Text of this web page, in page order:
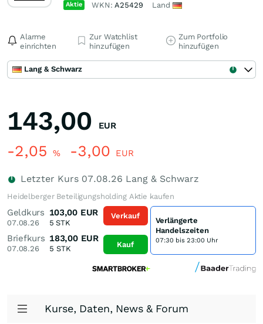
Aktie WKN:A25429 Land
Alarme
einrichten
Zur Watchlist
hinzufügen
Zum Portfolio
hinzufügen
Lang & Schwarz
143,00 EUR
-2,05 % -3,00 EUR
Letzter Kurs 07.08.26 Lang & Schwarz
Heidelberger Beteiligungsholding Aktie kaufen
Geldkurs
07.08.26
103,00 EUR
5 STK
Briefkurs
07.08.26
183,00 EUR
5 STK
Verkauf
Kauf
Verlängerte
Handelszeiten
07:30 bis 23:00 Uhr
Kurse, Daten, News & Forum